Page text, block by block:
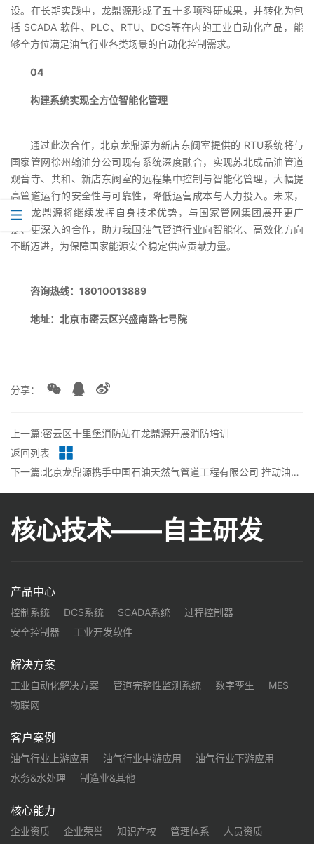
设。在长期实践中，龙鼎源形成了五十多项科研成果，并转化为包
括 SCADA 软件、PLC、RTU、DCS等在内的工业自动化产品，能
够全方位满足油气行业各类场景的自动化控制需求。
04
构建系统实现全方位智能化管理
通过此次合作，北京龙鼎源为新店东阀室提供的 RTU系统将与
国家管网徐州输油分公司现有系统深度融合，实现苏北成品油管道
观音寺、共和、新店东阀室的远程集中控制与智能化管理，大幅提
高管道运行的安全性与可靠性，降低运营成本与人力投入。未来，
北京龙鼎源将继续发挥自身技术优势，与国家管网集团展开更广
泛、更深入的合作，助力我国油气管道行业向智能化、高效化方向
不断迈进，为保障国家能源安全稳定供应贡献力量。
咨询热线：18010013889
地址：北京市密云区兴盛南路七号院
分享：
上一篇:密云区十里堡消防站在龙鼎源开展消防培训
返回列表
下一篇:北京龙鼎源携手中国石油天然气管道工程有限公司 推动油气管道高速总线技术国产化新突破
核心技术——自主研发
产品中心
控制系统 DCS系统 SCADA系统
过程控制器
安全控制器
工业开发软件
解决方案
工业自动化解决方案 管道完整性监测系统 数字孪生
MES
物联网
客户案例
油气行业上游应用 油气行业中游应用
油气行业下游应用
水务&水处理
制造业&其他
核心能力
企业资质 企业荣誉 知识产权 管理体系
人员资质